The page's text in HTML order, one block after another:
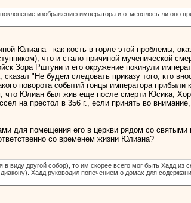
изображению императора и отменялось ли оно
Юлиана - как кость в горле этой проблемы;
что и стало причиной мученической
Зора Рштуни и его окружение покинули
"Не будем следовать приказу того, кто
поворота событий гонцы императора
что Юлиан был жив еще после смерти Юсика;
на престол в 356 г., если принять во
для помещения его в церкви рядом со
со временем жизни Юлиана?
виду другой собор), то им скорее всего мог быть Хадд из
Хадд руководил попечением о домах для